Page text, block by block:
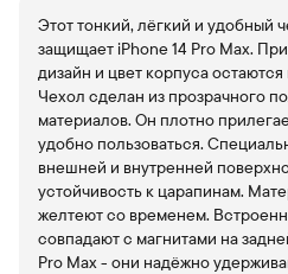
Этот тонкий, лёгкий и удобный
защищает iPhone 14 Pro Max.
дизайн и цвет корпуса
Чехол сделан из прозрачного
материалов. Он плотно
удобно пользоваться.
внешней и внутренней
устойчивость к царапинам.
желтеют со временем.
совпадают с магнитами на
Pro Max - они надёжно